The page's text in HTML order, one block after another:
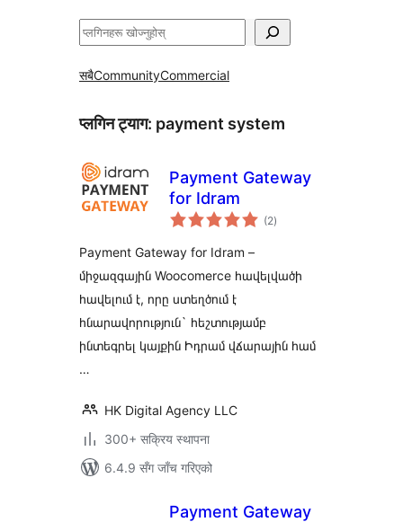
खोज्नुहोस्
सबैCommunityCommercial
प्लगिन ट्याग: payment system
Payment Gateway
for Idram
(2कुल
रेटिङ्गहरू
)
Payment Gateway for Idram –
միջազգային Woocomerce հավելվածի
հավելում է, որը ստեղծում է
հնարավորություն` հեշտությամբ
ինտեգրել կայքին Իդրամ վճարային համ
…
HK Digital Agency LLC
300+ सक्रिय स्थापना
6.4.9 सँग जाँच गरिएको
Payment Gateway